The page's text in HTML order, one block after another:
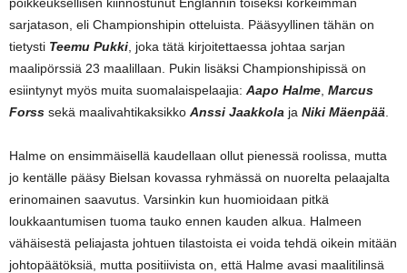
sarjatason, eli Championshipin otteluista. Pääsyyllinen tähän on
tietysti Teemu Pukki , joka tätä kirjoitettaessa johtaa sarjan
maalipörssiä 23 maalillaan. Pukin lisäksi Championshipissä on
esiintynyt myös muita suomalaispelaajia: Aapo Halme Marcus
Forss sekä maalivahtikaksikko Anssi Jaakkola ja Niki Mäenpää
Halme on ensimmäisellä kaudellaan ollut pienessä roolissa, mutta
jo kentälle pääsy Bielsan kovassa ryhmässä on nuorelta pelaajalta
erinomainen saavutus. Varsinkin kun huomioidaan pitkä
loukkaantumisen tuoma tauko ennen kauden alkua. Halmeen
vähäisestä peliajasta johtuen tilastoista ei voida tehdä oikein mitään
johtopäätöksiä, mutta positiivista on, että Halme avasi maalitilinsä